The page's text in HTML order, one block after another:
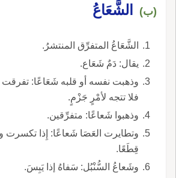
ولها قدرة عالية على النفاذ.
(ب) الشَّعَاعُ
الشَّعَاعُ المتفرِّق المنتشرُ.
يقال: دَمٌ شَعَاع.
وذهبت نفسه أو قلبه شَعَاعًا: تفرقت
فلا تتجه لأمْرٍ جَزْمٍ.
وذهبوا شَعاعًا: متفرِّقين.
وتطايرت العَصَا شَعاعًا: إِذا تكسرت
قِطَعًا.
وشَعاعُ السُّنْبُل: سَفاهُ إذا يَبِسَ.